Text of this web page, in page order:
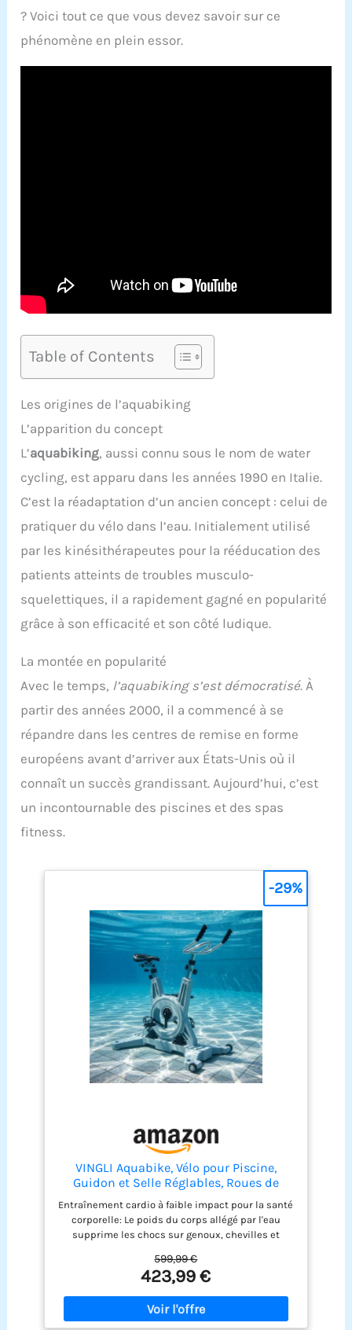
? Voici tout ce que vous devez savoir sur ce
phénomène en plein essor.
Table of Contents
Les origines de l’aquabiking
L’apparition du concept
L’aquabiking, aussi connu sous le nom de water
cycling, est apparu dans les années 1990 en Italie.
C’est la réadaptation d’un ancien concept : celui de
pratiquer du vélo dans l’eau. Initialement utilisé
par les kinésithérapeutes pour la rééducation des
patients atteints de troubles musculo-
squelettiques, il a rapidement gagné en popularité
grâce à son efficacité et son côté ludique.
La montée en popularité
Avec le temps, l’aquabiking s’est démocratisé. À
partir des années 2000, il a commencé à se
répandre dans les centres de remise en forme
européens avant d’arriver aux États-Unis où il
connaît un succès grandissant. Aujourd’hui, c’est
un incontournable des piscines et des spas
fitness.
VINGLI Aquabike, Vélo pour Piscine,
Guidon et Selle Réglables, Roues de
Transport, Antidérapant, pour Fitness
Aquatique, Rééducation, Perte de Poids,
en Acier Inoxydable, HDPE, Jusqu'à 150
kg, Gris
Entraînement cardio à faible impact pour la santé
corporelle: Le poids du corps allégé par l'eau
supprime les chocs sur genoux, chevilles et
les seniors, les personnes en surpoids ou
souffrant de douleurs articulaires. La résistance
hydrique naturelle renforce le cœur, améliore
l'endurance cardio, affine la silhouette et muscle
le corps sans la moindre sensation de chaleur
599,99 €
423,99 €
-29%